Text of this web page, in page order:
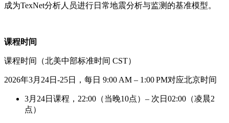
成为TexNet分析人员进行日常地震分析与监测的基准模型。
课程时间
课程时间（北美中部标准时间 CST）
2026年3月24日-25日，每日 9:00 AM – 1:00 PM对应北京时间
3月24日课程，22:00（当晚10点）– 次日02:00（凌晨2
点）